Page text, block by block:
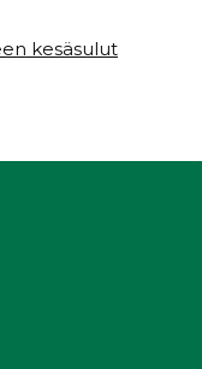
kesäsulut